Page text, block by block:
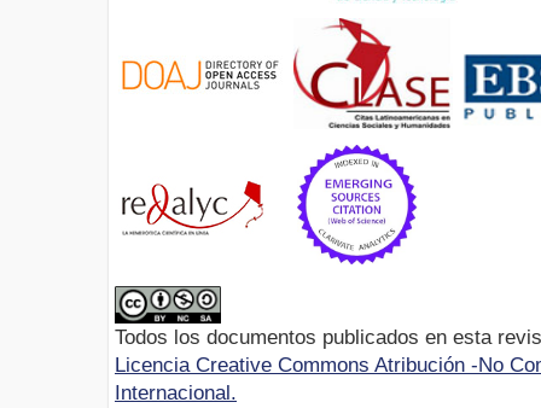
Todos los documentos publicados en esta
Licencia Creative Commons Atribución -No
Internacional.